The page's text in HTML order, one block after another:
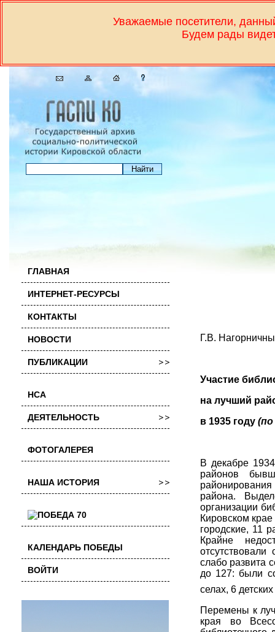
Уважаемые посетители,
Будем рады
ГЛАВНАЯ
ИНТЕРНЕТ-РЕСУРСЫ
КОНТАКТЫ
НОВОСТИ
ПУБЛИКАЦИИ
НСА
ДЕЯТЕЛЬНОСТЬ
ФОТОГАЛЕРЕЯ
НАША ИСТОРИЯ
КАЛЕНДАРЬ ПОБЕДЫ
ВОЙТИ
Г.В.
Участие
на лучший
в 1935 году
В декабре
районов
района.
организации
Кировском
городские, 11
Крайне
слабо развита
до 127: были
селах, 6
Перемены к
края во